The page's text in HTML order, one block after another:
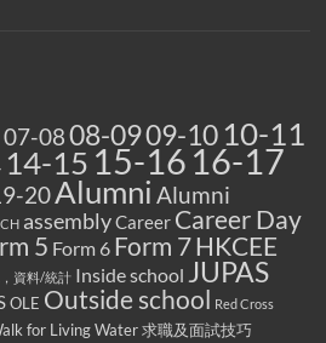
07-0808-0909-10 10-11
14-15 15-16 16-17
20Alumni Alumni
assemblyCareer Career Day
5 Form 6 Form 7HKCEE
資料/統計 Inside school JUPAS
OLE Outside school Red Cross
for Living Water 求職及面試技巧